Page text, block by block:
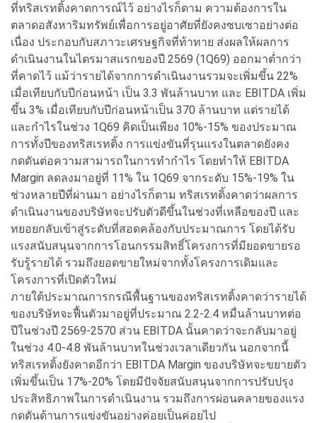
ที่ทริสเรทติ้งคาดการณ์ไว้ อย่างไรก็ตาม ความต้องการใน
ตลาดอสังหาริมทรัพย์เพื่อการอยู่อาศัยที่ยังคงซบเซาอย่างต่อ
เนื่อง ประกอบกับสภาวะเศรษฐกิจที่ท้าทาย ส่งผลให้ผลการ
ดำเนินงานในไตรมาสแรกของปี 2569 (1Q69) ออกมาต่ำกว่า
ที่คาดไว้ แม้ว่ารายได้จากการดำเนินงานรวมจะเพิ่มขึ้น 22%
เมื่อเทียบกับปีก่อนหน้า เป็น 3.3 พันล้านบาท และ EBITDA เพิ่ม
ขึ้น 3% เมื่อเทียบกับปีก่อนหน้าเป็น 370 ล้านบาท แต่รายได้
และกำไรในช่วง 1Q69 คิดเป็นเพียง 10%-15% ของประมาณ
การทั้งปีของทริสเรทติ้ง การแข่งขันที่รุนแรงในตลาดยังคง
กดดันต่อความสามารถในการทำกำไร โดยทำให้ EBITDA
Margin ลดลงมาอยู่ที่ 11% ใน 1Q69 จากระดับ 15%-19% ใน
ช่วงหลายปีที่ผ่านมา อย่างไรก็ตาม ทริสเรทติ้งคาดว่าผลการ
ดำเนินงานของบริษัทจะปรับตัวดีขึ้นในช่วงที่เหลือของปี และ
ทยอยกลับเข้าสู่ระดับที่สอดคล้องกับประมาณการ โดยได้รับ
แรงสนับสนุนจากการโอนกรรมสิทธิ์โครงการที่มียอดขายรอ
รับรู้รายได้ รวมถึงยอดขายใหม่จากทั้งโครงการเดิมและ
โครงการที่เปิดตัวใหม่
ภายใต้ประมาณการกรณีพื้นฐานของทริสเรทติ้งคาดว่ารายได้
ของบริษัทจะฟื้นตัวมาอยู่ที่ประมาณ 2.2-2.4 หมื่นล้านบาทต่อ
ปีในช่วงปี 2569-2570 ส่วน EBITDA นั้นคาดว่าจะกลับมาอยู่
ในช่วง 4.0-4.8 พันล้านบาทในช่วงเวลาเดียวกัน นอกจากนี้
ทริสเรทติ้งยังคาดอีกว่า EBITDA Margin ของบริษัทจะขยายตัว
เพิ่มขึ้นเป็น 17%-20% โดยมีปัจจัยสนับสนุนจากการปรับปรุง
ประสิทธิภาพในการดำเนินงาน รวมถึงการผ่อนคลายของแรง
กดดันด้านการแข่งขันอย่างค่อยเป็นค่อยไป